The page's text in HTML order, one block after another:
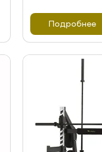
Подробнее